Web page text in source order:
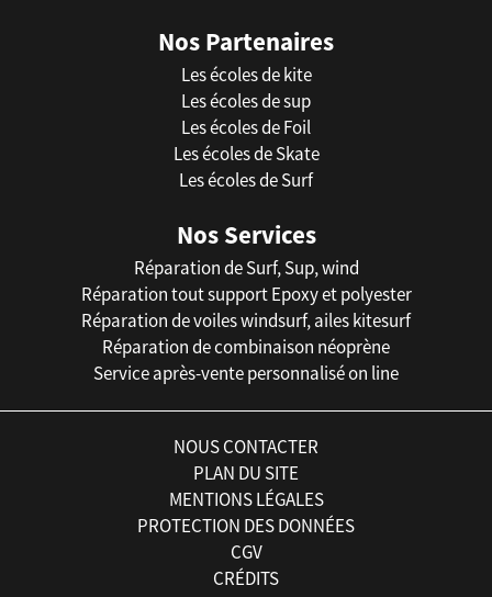
Nos Partenaires
Les écoles de kite
Les écoles de sup
Les écoles de Foil
Les écoles de Skate
Les écoles de Surf
Nos Services
Réparation de Surf, Sup, wind
Réparation tout support Epoxy et polyester
Réparation de voiles windsurf, ailes kitesurf
Réparation de combinaison néoprène
Service après-vente personnalisé on line
NOUS CONTACTER
PLAN DU SITE
MENTIONS LÉGALES
PROTECTION DES DONNÉES
CGV
CRÉDITS